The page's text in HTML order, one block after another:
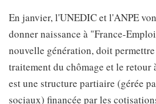
En janvier, l'UNEDIC et l'ANPE
donner naissance à "France-
nouvelle génération, doit
traitement du chômage et le
est une structure partiaire (gérée
sociaux) financée par les